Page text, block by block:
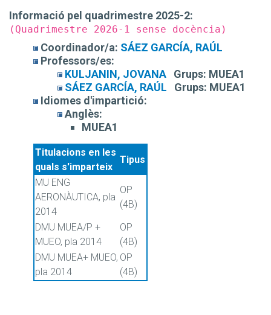
Informació pel quadrimestre 2025-2:
(Quadrimestre 2026-1 sense docència)
Coordinador/a: SÁEZ GARCÍA, RAÚL
Professors/es:
KULJANIN, JOVANA
Grups: MUEA1
SÁEZ GARCÍA, RAÚL
Grups: MUEA1
Idiomes d'impartició:
Anglès:
MUEA1
Titulacions en les
quals s'imparteix
Tipus
MU ENG
AERONÀUTICA, pla
2014
OP
(4B)
DMU MUEA/P +
MUEO, pla 2014
OP
(4B)
DMU MUEA+ MUEO,
pla 2014
OP
(4B)